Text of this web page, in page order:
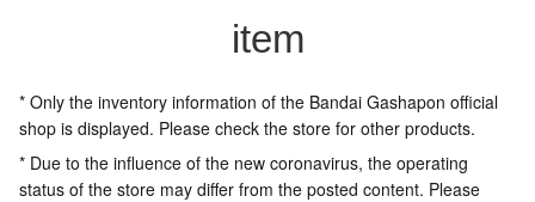
item
* Only the inventory information of the Bandai Gashapon official
shop is displayed. Please check the store for other products.
* Due to the influence of the new coronavirus, the operating
status of the store may differ from the posted content. Please